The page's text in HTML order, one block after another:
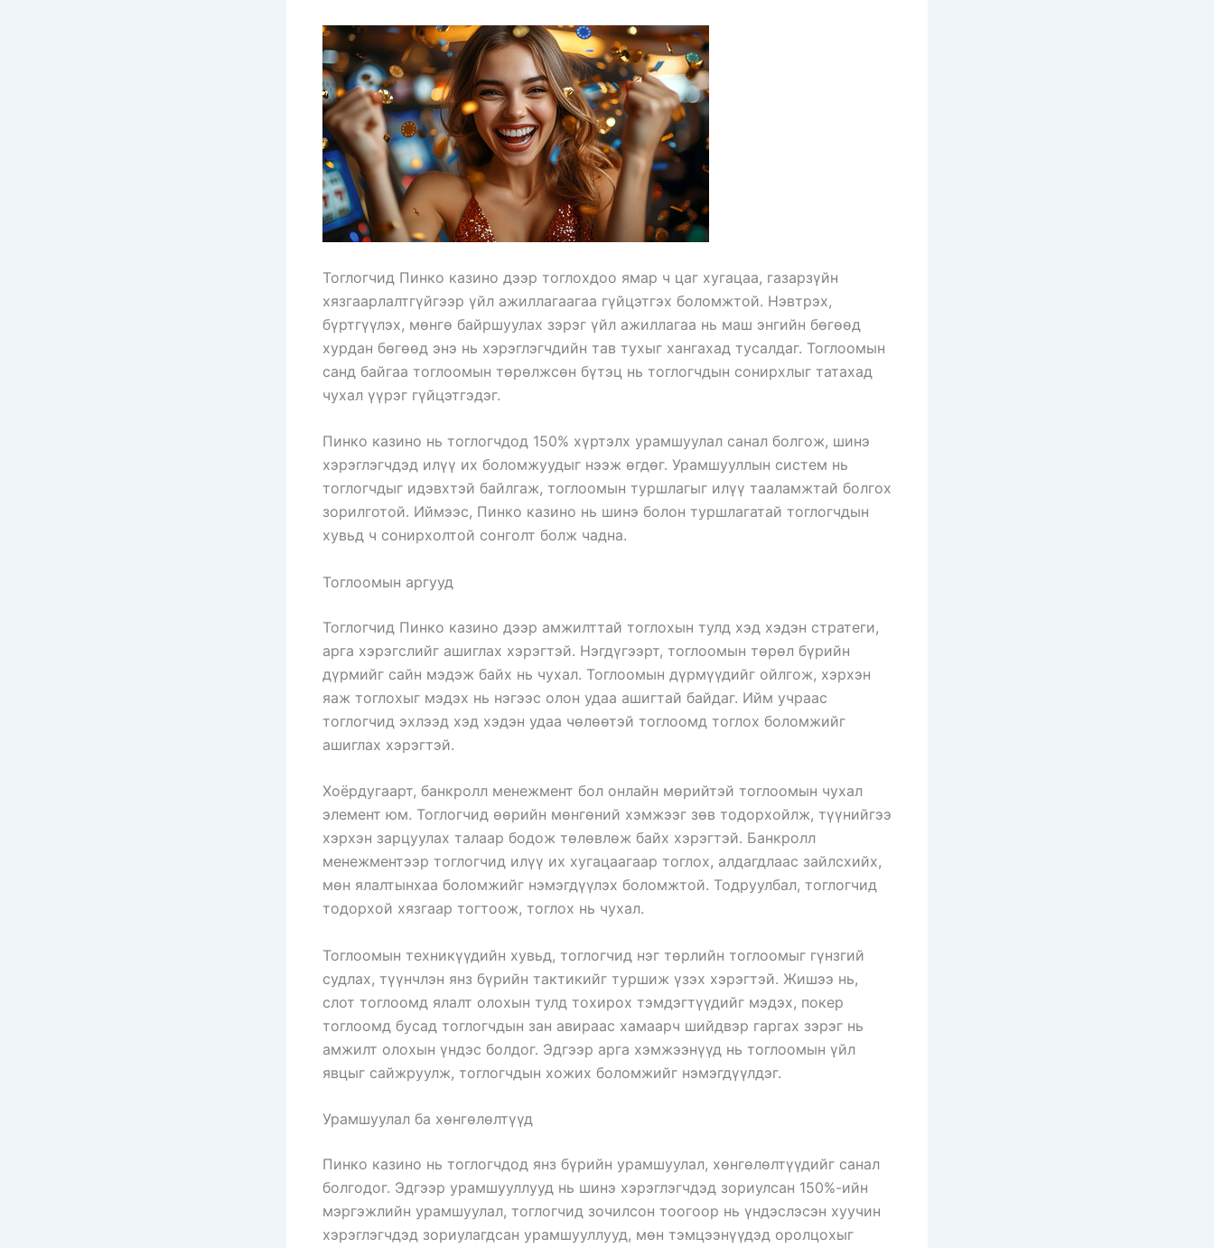
Тоглогчид Пинко казино дээр тоглохдоо ямар ч цаг хугацаа, газарзүйн
хязгаарлалтгүйгээр үйл ажиллагаагаа гүйцэтгэх боломжтой. Нэвтрэх,
бүртгүүлэх, мөнгө байршуулах зэрэг үйл ажиллагаа нь маш энгийн бөгөөд
хурдан бөгөөд энэ нь хэрэглэгчдийн тав тухыг хангахад тусалдаг. Тоглоомын
санд байгаа тоглоомын төрөлжсөн бүтэц нь тоглогчдын сонирхлыг татахад
чухал үүрэг гүйцэтгэдэг.
Пинко казино нь тоглогчдод 150% хүртэлх урамшуулал санал болгож, шинэ
хэрэглэгчдэд илүү их боломжуудыг нээж өгдөг. Урамшууллын систем нь
тоглогчдыг идэвхтэй байлгаж, тоглоомын туршлагыг илүү тааламжтай болгох
зорилготой. Иймээс, Пинко казино нь шинэ болон туршлагатай тоглогчдын
хувьд ч сонирхолтой сонголт болж чадна.
Тоглоомын аргууд
Тоглогчид Пинко казино дээр амжилттай тоглохын тулд хэд хэдэн стратеги,
арга хэрэгслийг ашиглах хэрэгтэй. Нэгдүгээрт, тоглоомын төрөл бүрийн
дүрмийг сайн мэдэж байх нь чухал. Тоглоомын дүрмүүдийг ойлгож, хэрхэн
яаж тоглохыг мэдэх нь нэгээс олон удаа ашигтай байдаг. Ийм учраас
тоглогчид эхлээд хэд хэдэн удаа чөлөөтэй тоглоомд тоглох боломжийг
ашиглах хэрэгтэй.
Хоёрдугаарт, банкролл менежмент бол онлайн мөрийтэй тоглоомын чухал
элемент юм. Тоглогчид өөрийн мөнгөний хэмжээг зөв тодорхойлж, түүнийгээ
хэрхэн зарцуулах талаар бодож төлөвлөж байх хэрэгтэй. Банкролл
менежментээр тоглогчид илүү их хугацаагаар тоглох, алдагдлаас зайлсхийх,
мөн ялалтынхаа боломжийг нэмэгдүүлэх боломжтой. Тодруулбал, тоглогчид
тодорхой хязгаар тогтоож, тоглох нь чухал.
Тоглоомын техникүүдийн хувьд, тоглогчид нэг төрлийн тоглоомыг гүнзгий
судлах, түүнчлэн янз бүрийн тактикийг туршиж үзэх хэрэгтэй. Жишээ нь,
слот тоглоомд ялалт олохын тулд тохирох тэмдэгтүүдийг мэдэх, покер
тоглоомд бусад тоглогчдын зан авираас хамаарч шийдвэр гаргах зэрэг нь
амжилт олохын үндэс болдог. Эдгээр арга хэмжээнүүд нь тоглоомын үйл
явцыг сайжруулж, тоглогчдын хожих боломжийг нэмэгдүүлдэг.
Урамшуулал ба хөнгөлөлтүүд
Пинко казино нь тоглогчдод янз бүрийн урамшуулал, хөнгөлөлтүүдийг санал
болгодог. Эдгээр урамшууллууд нь шинэ хэрэглэгчдэд зориулсан 150%-ийн
мэргэжлийн урамшуулал, тоглогчид зочилсон тоогоор нь үндэслэсэн хуучин
хэрэглэгчдэд зориулагдсан урамшууллууд, мөн тэмцээнүүдэд оролцохыг